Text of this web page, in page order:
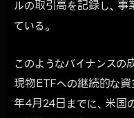
ルの取引高を記録し、
ている。
このようなバイナンスの
現物ETFへの継続的な
年4月24日までに、米国